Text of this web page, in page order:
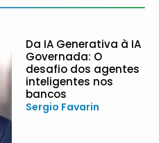
Da IA Generativa à IA
Governada: O
desafio dos agentes
inteligentes nos
bancos
Sergio Favarin